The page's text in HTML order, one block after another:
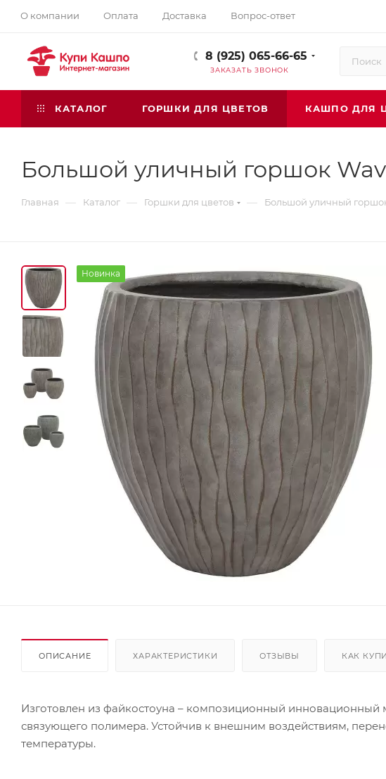
О компании Оплата Доставка Вопрос-ответ
8 (925) 065-66-65
ЗАКАЗАТЬ ЗВОНОК
КАТАЛОГ ГОРШКИ ДЛЯ ЦВЕТОВ КАШПО ДЛЯ
Большой уличный горшок
Главная — Каталог — Горшки для цветов — Большой уличный
Новинка
ОПИСАНИЕ ХАРАКТЕРИСТИКИ ОТЗЫВЫ КАК
Изготовлен из файкостоуна – композиционный инновационный
связующего полимера. Устойчив к внешним воздействиям,
температуры.